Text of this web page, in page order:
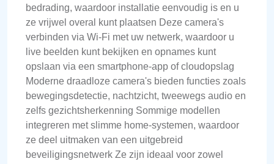
bedrading, waardoor installatie eenvoudig is en u
ze vrijwel overal kunt plaatsen Deze camera's
verbinden via Wi-Fi met uw netwerk, waardoor u
live beelden kunt bekijken en opnames kunt
opslaan via een smartphone-app of cloudopslag
Moderne draadloze camera's bieden functies zoals
bewegingsdetectie, nachtzicht, tweewegs audio en
zelfs gezichtsherkenning Sommige modellen
integreren met slimme home-systemen, waardoor
ze deel uitmaken van een uitgebreid
beveiligingsnetwerk Ze zijn ideaal voor zowel